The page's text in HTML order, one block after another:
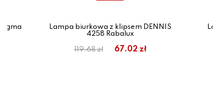
Lampa biurkowa z klipsem DENNIS
4258 Rabalux
119.68 zł 67.02 zł